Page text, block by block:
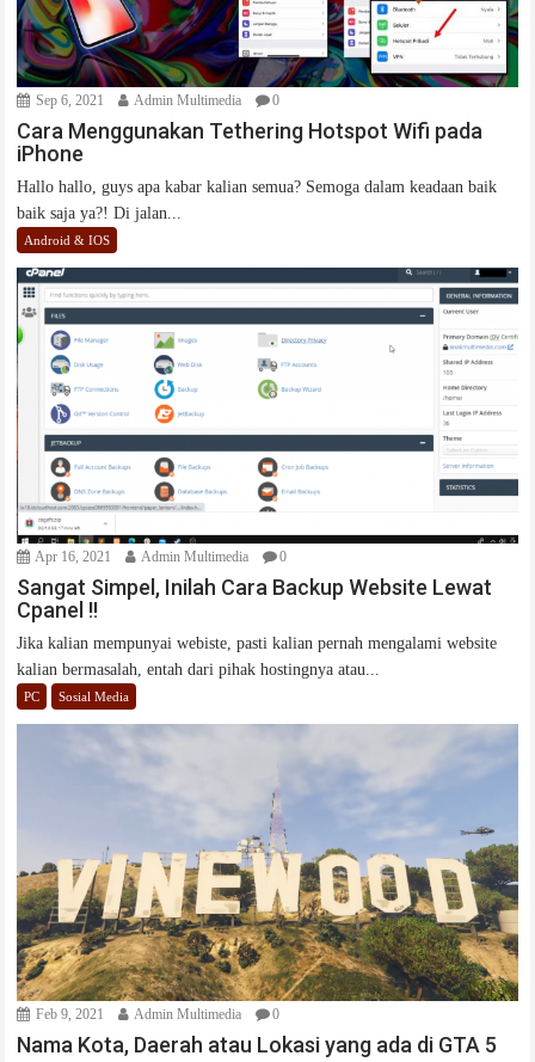
Sep 6, 2021 Admin Multimedia 0
Cara Menggunakan Tethering Hotspot Wifi pada
iPhone
Hallo hallo, guys apa kabar kalian semua? Semoga dalam keadaan baik
baik saja ya?! Di jalan...
Android & IOS
Apr 16, 2021 Admin Multimedia 0
Sangat Simpel, Inilah Cara Backup Website Lewat
Cpanel !!
Jika kalian mempunyai webiste, pasti kalian pernah mengalami website
kalian bermasalah, entah dari pihak hostingnya atau...
PC Sosial Media
Feb 9, 2021 Admin Multimedia 0
Nama Kota, Daerah atau Lokasi yang ada di GTA 5